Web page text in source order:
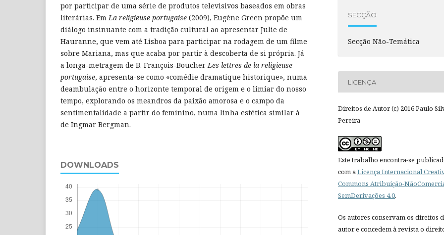
por participar de uma série de produtos televisivos baseados em obras
literárias. EmLa religieuse portugaise (2009), Eugène Green propõe um
diálogo insinuante com a tradição cultural ao apresentar Julie de
Hauranne, que vem até Lisboa para participar na rodagem de um filme
sobre Mariana, mas que acaba por partir à descoberta de si própria. Já
a longa-metragem de B. François-BoucherLes lettres de la religieuse
portugaise, apresenta-se como «comédie dramatique historique», numa
deambulação entre o horizonte temporal de origem e o limiar do nosso
tempo, explorando os meandros da paixão amorosa e o campo da
sentimentalidade a partir do feminino, numa linha estética similar à
de Ingmar Bergman.
DOWNLOADS
SECÇÃO
Secção Não-Temática
LICENÇA
Direitos de Autor (c) 2016 Paulo
Pereira
Este trabalho encontra-se
com aLicença Internacional
Commons Atribuição-
SemDerivações 4.0.
Os autores conservam os direitos
autor e concedem à revista o